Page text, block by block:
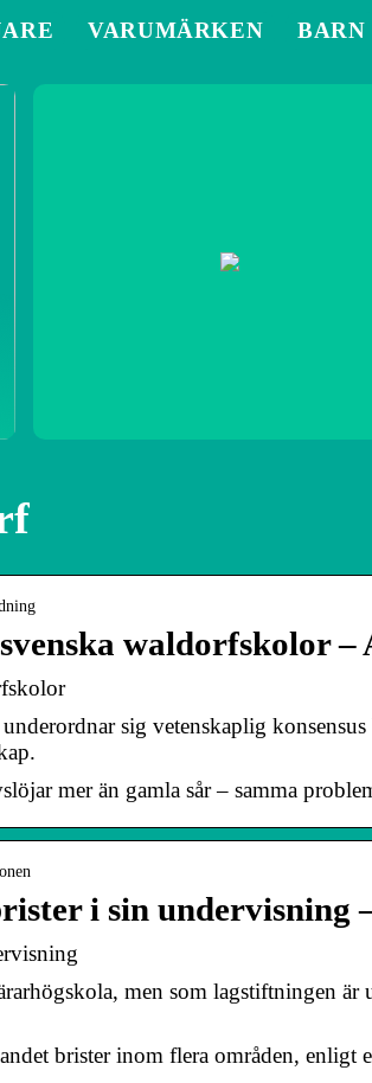
VARUMÄRKEN BARN
waldorfskolor –
sig vetenskaplig
mer än gamla sår – samma
i sin undervisning
men som lagstiftningen
brister inom flera områden, enligt